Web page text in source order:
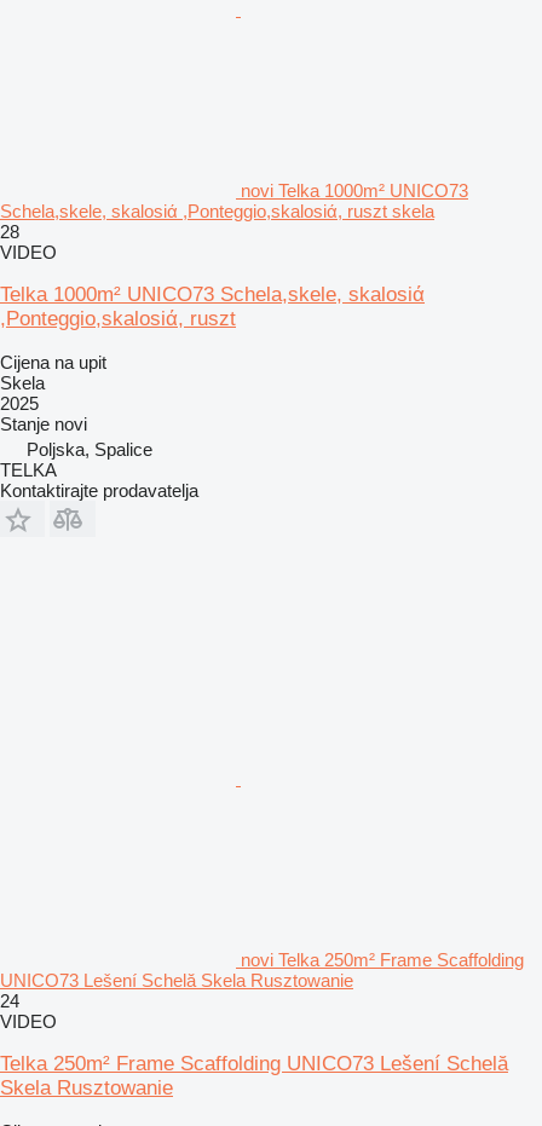
novi Telka 1000m² UNICO73
Schela,skele, skalosiά ,Ponteggio,skalosiά, ruszt skela
28
VIDEO
Telka 1000m² UNICO73 Schela,skele, skalosiά
,Ponteggio,skalosiά, ruszt
Cijena na upit
Skela
2025
Stanje novi
Poljska, Spalice
TELKA
Kontaktirajte prodavatelja
novi Telka 250m² Frame Scaffolding
UNICO73 Lešení Schelă Skela Rusztowanie
24
VIDEO
Telka 250m² Frame Scaffolding UNICO73 Lešení Schelă
Skela Rusztowanie